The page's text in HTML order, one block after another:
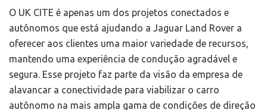
O UK CITE é apenas um dos projetos conectados e
autônomos que está ajudando a Jaguar Land Rover a
oferecer aos clientes uma maior variedade de recursos,
mantendo uma experiência de condução agradável e
segura. Esse projeto faz parte da visão da empresa de
alavancar a conectividade para viabilizar o carro
autônomo na mais ampla gama de condições de direção